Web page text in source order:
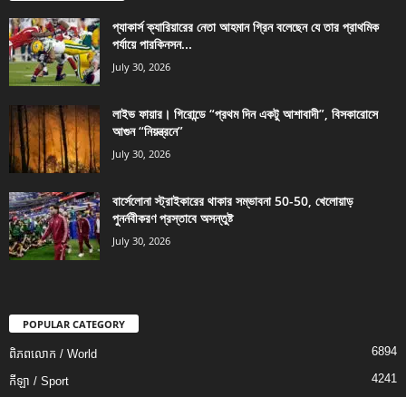
প্যাকার্স ক্যারিয়ারের নেতা আহমান গ্রিন বলেছেন যে তার প্রাথমিক
পর্যায়ে পারকিনসন...
July 30, 2026
লাইভ ফায়ার। গিরোন্ডে “প্রথম দিন একটু আশাবাদী”, বিসকারোসে
আগুন “নিয়ন্ত্রনে”
July 30, 2026
বার্সেলোনা স্ট্রাইকারের থাকার সম্ভাবনা 50-50, খেলোয়াড়
পুনর্নবীকরণ প্রস্তাবে অসন্তুষ্ট
July 30, 2026
POPULAR CATEGORY
ពិភពលោក / World 6894
កីឡា / Sport 4241